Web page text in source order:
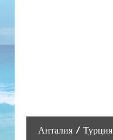
Анталия / Турция